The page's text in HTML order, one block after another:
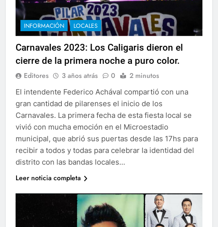
INFORMACIÓN LOCALES
Carnavales 2023: Los Caligaris dieron el
cierre de la primera noche a puro color.
Editores 3 años atrás 0 2 minutos
El intendente Federico Achával compartió con una
gran cantidad de pilarenses el inicio de los
Carnavales. La primera fecha de esta fiesta local se
vivió con mucha emoción en el Microestadio
municipal, que abrió sus puertas desde las 17hs para
recibir a todos y todas para celebrar la identidad del
distrito con las bandas locales…
Leer noticia completa